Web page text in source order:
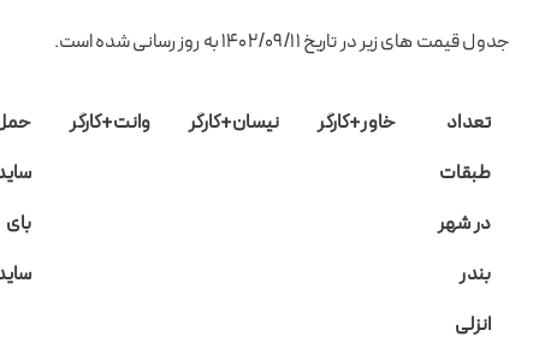
جدول قیمت های زیر در تاریخ ۱۴۰۲/۰۹/۱۱ به روز رسانی شده است.
تعداد
طبقات
در شهر
بندر
انزلی
خاور+کارگر نیسان+کارگر وانت+کارگر
بای